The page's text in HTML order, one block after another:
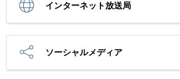
インターネット放送局
ソーシャルメディア